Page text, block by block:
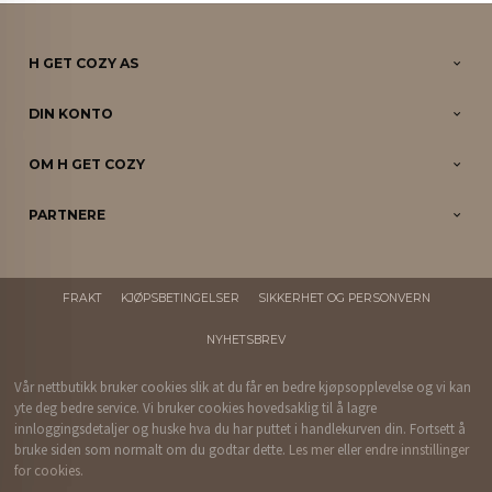
H GET COZY AS
DIN KONTO
OM H GET COZY
PARTNERE
FRAKT KJØPSBETINGELSER SIKKERHET OG PERSONVERN
NYHETSBREV
Vår nettbutikk bruker cookies slik at du får en bedre kjøpsopplevelse og vi kan
yte deg bedre service. Vi bruker cookies hovedsaklig til å lagre
innloggingsdetaljer og huske hva du har puttet i handlekurven din. Fortsett å
bruke siden som normalt om du godtar dette. Les mer eller endre innstillinger
for cookies.